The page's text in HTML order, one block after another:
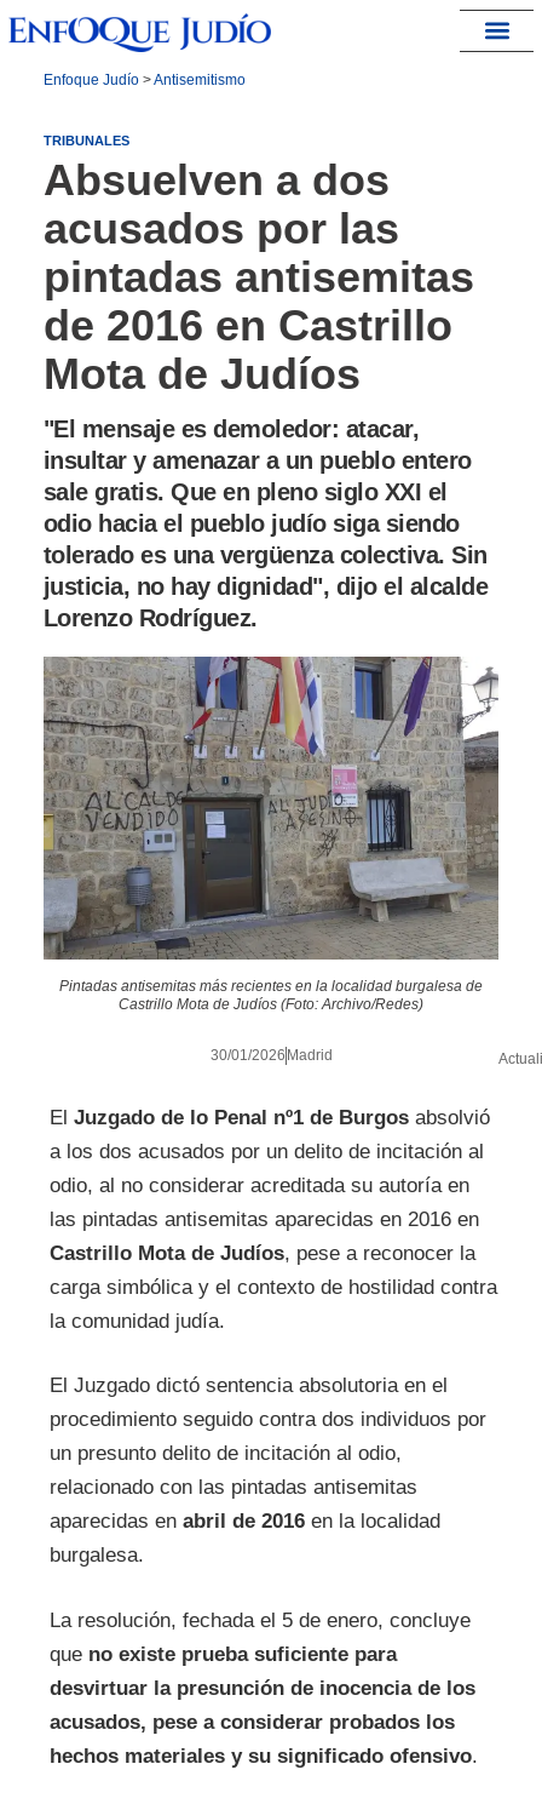
Enfoque Judío>Antisemitismo
TRIBUNALES
Absuelven a dos
acusados por las
pintadas antisemitas
de 2016 en Castrillo
Mota de Judíos
"El mensaje es demoledor: atacar,
insultar y amenazar a un pueblo entero
sale gratis. Que en pleno siglo XXI el
odio hacia el pueblo judío siga siendo
tolerado es una vergüenza colectiva. Sin
justicia, no hay dignidad", dijo el alcalde
Lorenzo Rodríguez.
Pintadas antisemitas más recientes en la localidad burgalesa de
Castrillo Mota de Judíos (Foto: Archivo/Redes)
30/01/2026 Madrid
El Juzgado de lo Penal nº1 de Burgosabsolvió
a los dos acusados por un delito de incitación al
odio, al no considerar acreditada su autoría en
las pintadas antisemitas aparecidas en 2016 en
Castrillo Mota de Judíos, pese a reconocer la
carga simbólica y el contexto de hostilidad contra
la comunidad judía.
El Juzgado dictó sentencia absolutoria en el
procedimiento seguido contra dos individuos por
un presunto delito de incitación al odio,
relacionado con las pintadas antisemitas
aparecidas en abril de 2016en la localidad
burgalesa.
La resolución, fechada el 5 de enero, concluye
que no existe prueba suficiente para
desvirtuar la presunción de inocencia de los
acusados, pese a considerar probados los
hechos materiales y su significado ofensivo.